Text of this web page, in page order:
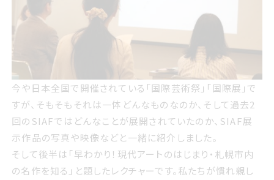
今や日本全国で開催されている「国際芸術祭」「国際展」で
すが、そもそもそれは一体どんなものなのか、そして過去2
回のSIAFではどんなことが展開されていたのか、SIAF展
示作品の写真や映像などと一緒に紹介しました。
そして後半は「早わかり！現代アートのはじまり・札幌市内
の名作を知る」と題したレクチャーです。私たちが慣れ親し